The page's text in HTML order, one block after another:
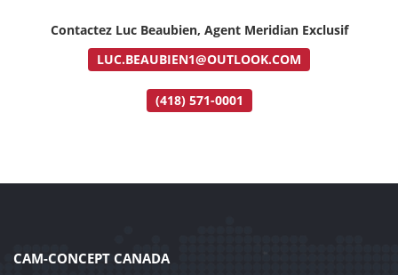
Contactez Luc Beaubien, Agent Meridian Exclusif
LUC.BEAUBIEN1@OUTLOOK.COM
(418) 571-0001
CAM-CONCEPT CANADA